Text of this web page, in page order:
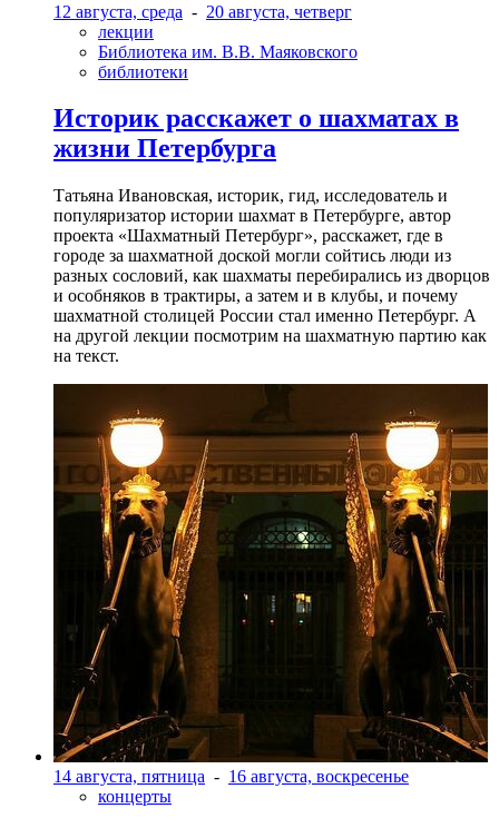
12 августа, среда - 20 августа, четверг
лекции
Библиотека им. В.В. Маяковского
библиотеки
Историк расскажет о шахматах в
жизни Петербурга
Татьяна Ивановская, историк, гид, исследователь и
популяризатор истории шахмат в Петербурге, автор
проекта «Шахматный Петербург», расскажет, где в
городе за шахматной доской могли сойтись люди из
разных сословий, как шахматы перебирались из дворцов
и особняков в трактиры, а затем и в клубы, и почему
шахматной столицей России стал именно Петербург. А
на другой лекции посмотрим на шахматную партию как
на текст.
14 августа, пятница - 16 августа, воскресенье
концерты